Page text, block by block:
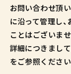
お問い合わせ頂
に沿って管理し
ことはございませ
詳細につきまして
をご参照ください